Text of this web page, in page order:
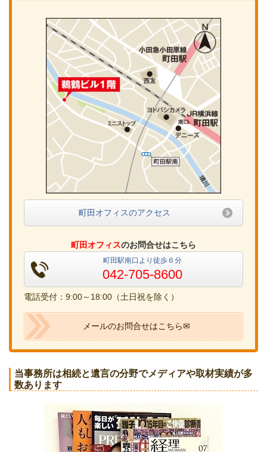
町田オフィスのアクセス
町田オフィスのお問合せはこちら
町田駅南口より徒歩６分
042-705-8600
電話受付：9:00～18:00（土日祝を除く）
メールのお問合せはこちら✉
当事務所は相続と遺言の分野でメディアや取材実績が多
数あります